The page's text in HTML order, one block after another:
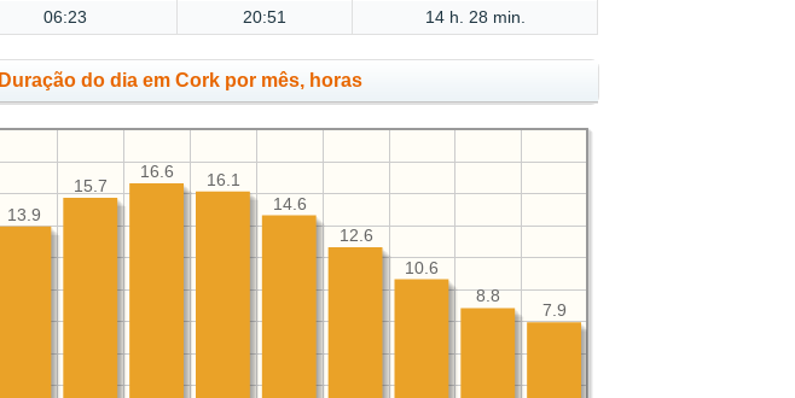
06:23 20:51 14 h. 28 min.
Duração do dia em Cork por mês, horas
7.9
8.8
10.6
12.6
14.6
16.1
16.6
15.7
13.9